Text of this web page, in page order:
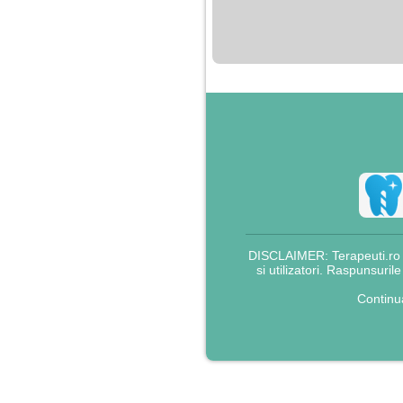
pentru bani.
DISCLAIMER:
si utilizatori.